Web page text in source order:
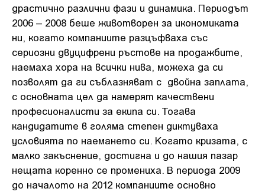
драстично различни фази и динамика. Периодът
2006 – 2008 беше животворен за икономиката
ни, когато компаниите разцъфваха със
сериозни двуцифрени ръстове на продажбите,
наемаха хора на всички нива, можеха да си
позволят да ги съблазняват с двойна заплата,
с основната цел да намерят качествени
професионалисти за екипа си. Тогава
кандидатите в голяма степен диктуваха
условията по наемането си. Когато кризата, с
малко закъснение, достигна и до нашия пазар
нещата коренно се промениха. В периода 2009
до началото на 2012 компаниите основно